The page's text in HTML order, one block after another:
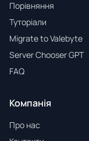
Порівняння
Туторіали
Migrate to Valebyte
Server Chooser GPT
FAQ
Компанія
Про нас